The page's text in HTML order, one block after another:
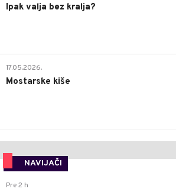
Ipak valja bez kralja?
17.05.2026.
Mostarske kiše
NAVIJAČI
Pre 2 h